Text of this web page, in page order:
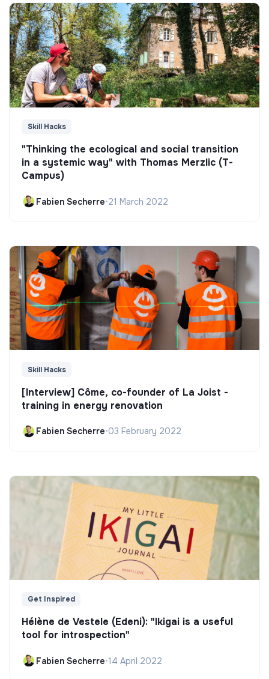
Skill Hacks
"Thinking the ecological and social transition
in a systemic way" with Thomas Merzlic (T-
Campus)
Fabien Secherre•21 March 2022
Skill Hacks
[Interview] Côme, co-founder of La Joist -
training in energy renovation
Fabien Secherre•03 February 2022
Get Inspired
Hélène de Vestele (Edeni): "Ikigai is a useful
tool for introspection"
Fabien Secherre•14 April 2022